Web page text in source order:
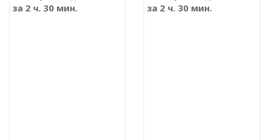
за 2 ч. 30 мин.
за 2 ч. 30 мин.